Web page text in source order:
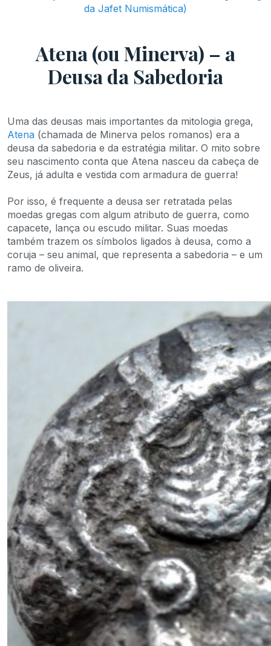
da Jafet Numismática)
Atena (ou Minerva) – a
Deusa da Sabedoria
Uma das deusas mais importantes da mitologia grega,
Atena (chamada de Minerva pelos romanos) era a
deusa da sabedoria e da estratégia militar. O mito sobre
seu nascimento conta que Atena nasceu da cabeça de
Zeus, já adulta e vestida com armadura de guerra!
Por isso, é frequente a deusa ser retratada pelas
moedas gregas com algum atributo de guerra, como
capacete, lança ou escudo militar. Suas moedas
também trazem os símbolos ligados à deusa, como a
coruja – seu animal, que representa a sabedoria – e um
ramo de oliveira.